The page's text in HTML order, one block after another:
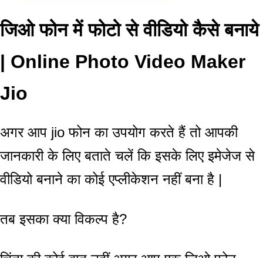
जिओ फोन में फोटो से वीडियो कैसे बनाये
| Online Photo Video Maker
Jio
अगर आप jio फोन का उपयोग करते हैं तो आपकी
जानकारी के लिए बताते चलें कि इसके लिए इमेजेज से
वीडियो बनाने का कोई एप्लीकेशन नहीं बना है |
तब इसका क्या विकल्प है?